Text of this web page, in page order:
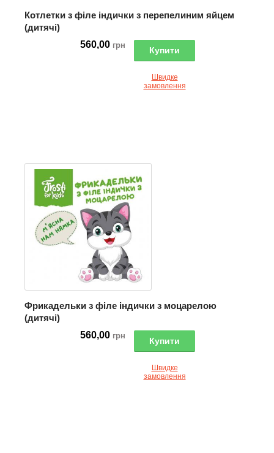
Котлетки з філе індички з перепелиним яйцем
(дитячі)
560,00 грн
Купити
Швидке
замовлення
Фрикадельки з філе індички з моцарелою
(дитячі)
560,00 грн
Купити
Швидке
замовлення